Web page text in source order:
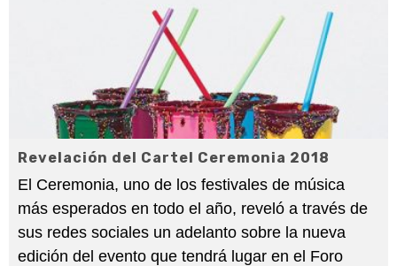
Revelación del Cartel Ceremonia 2018
El Ceremonia, uno de los festivales de música
más esperados en todo el año, reveló a través de
sus redes sociales un adelanto sobre la nueva
edición del evento que tendrá lugar en el Foro